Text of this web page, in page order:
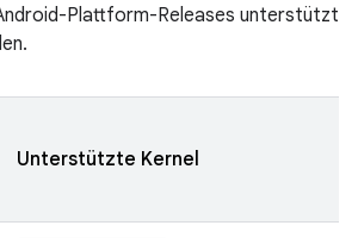
Plattform-Releases unterstützt
Unterstützte Kernel